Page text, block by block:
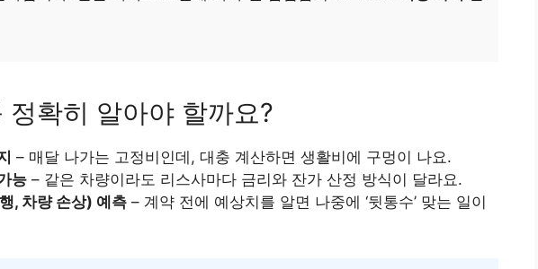
정확히 알아야 할까요?
– 매달 나가는 고정비인데, 대충 계산하면 생활비에 구멍이 나요.
능 – 같은 차량이라도 리스사마다 금리와 잔가 산정 방식이 달라요.
, 차량 손상) 예측 – 계약 전에 예상치를 알면 나중에 ‘뒷통수’ 맞는 일이